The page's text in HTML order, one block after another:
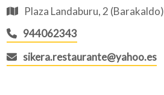
Plaza Landaburu, 2 (Barakaldo)
944062343
sikera.restaurante@yahoo.es